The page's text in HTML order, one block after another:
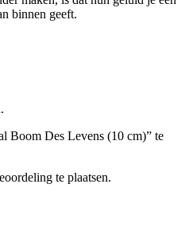
binnen geeft.
Boom Des Levens (10 cm)” te
te plaatsen.